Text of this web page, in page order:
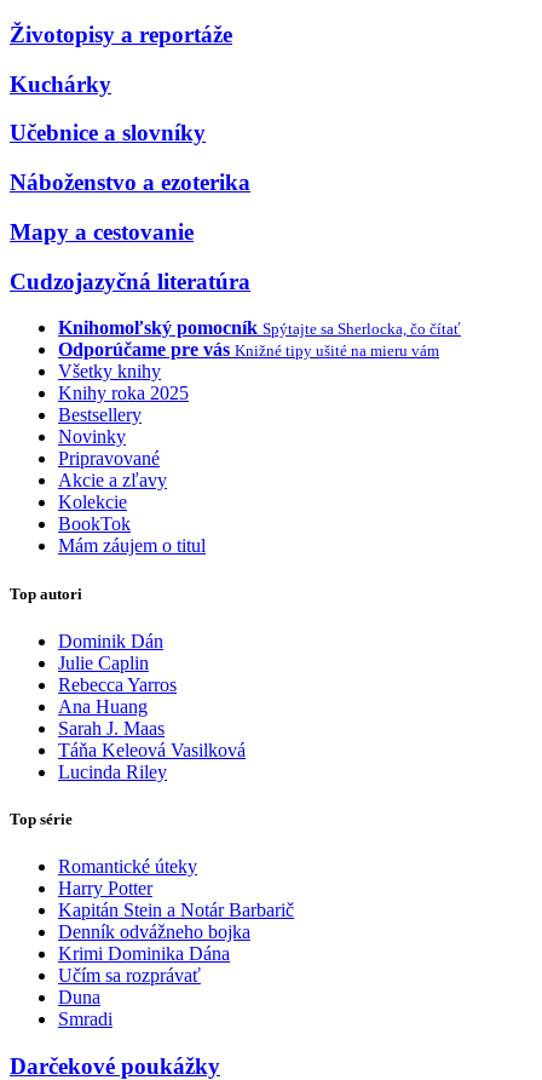
Životopisy a reportáže
Kuchárky
Učebnice a slovníky
Náboženstvo a ezoterika
Mapy a cestovanie
Cudzojazyčná literatúra
Knihomoľský pomocník Spýtajte sa Sherlocka, čo čítať
Odporúčame pre vás Knižné tipy ušité na mieru vám
Všetky knihy
Knihy roka 2025
Bestsellery
Novinky
Pripravované
Akcie a zľavy
Kolekcie
BookTok
Mám záujem o titul
Top autori
Dominik Dán
Julie Caplin
Rebecca Yarros
Ana Huang
Sarah J. Maas
Táňa Keleová Vasilková
Lucinda Riley
Top série
Romantické úteky
Harry Potter
Kapitán Stein a Notár Barbarič
Denník odvážneho bojka
Krimi Dominika Dána
Učím sa rozprávať
Duna
Smradi
Darčekové poukážky